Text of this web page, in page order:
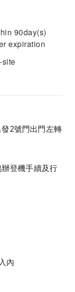
90day(s)
expiration
site
2號門出門左轉
登機手續及行
內